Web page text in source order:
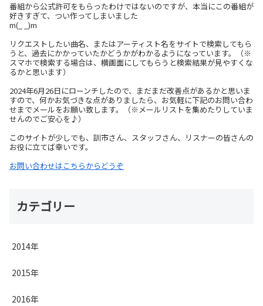
番組から公式許可をもらったわけではないのですが、本当にこの番組が
好きすぎて、つい作ってしまいました
m(_ _)m
リクエストしたい曲名、またはアーティスト名をサイトで検索してもら
うと、過去にかかっていたかどうかがわかるようになっています。（※
スマホで検索する場合は、横画面にしてもらうと検索結果が見やすくな
るかと思います）
2024年6月26日にローンチしたので、まだまだ改善点があるかと思いま
すので、何かお気づきな点がありましたら、お気軽に下記のお問い合わ
せまでメールをお願い致します。（※メールリストを集めたりしていま
せんのでご安心を♪）
このサイトが少しでも、訓市さん、スタッフさん、リスナーの皆さんの
お役に立てば幸いです。
お問い合わせはこちらからどうぞ
カテゴリー
2014年
2015年
2016年